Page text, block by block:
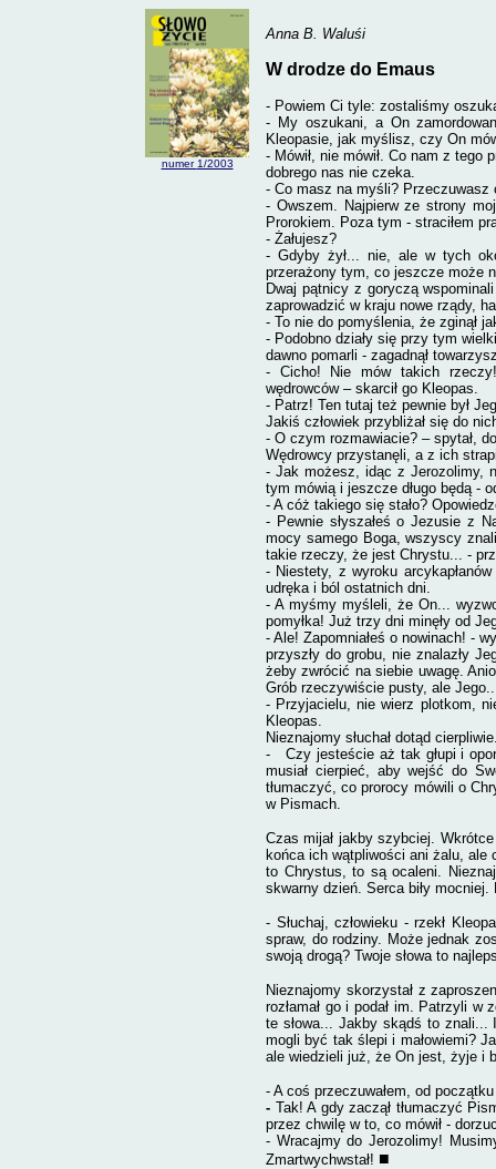
numer 1/2003
Anna B. Waluśi
W drodze do Emaus
- Powiem Ci tyle: zostaliśmy
- My oszukani, a On
Kleopasie, jak myślisz, czy On
- Mówił, nie mówił. Co nam z
dobrego nas nie czeka.
- Co masz na myśli? Przeczuwasz
- Owszem. Najpierw ze strony
Prorokiem. Poza tym - straciłem
- Żałujesz?
- Gdyby żył... nie, ale w tych
przerażony tym, co jeszcze może
Dwaj pątnicy z goryczą
zaprowadzić w kraju nowe rządy,
- To nie do pomyślenia, że zginął
- Podobno działy się przy tym
dawno pomarli - zagadnął
- Cicho! Nie mów takich
wędrowców – skarcił go Kleopas.
- Patrz! Ten tutaj też pewnie był
Jakiś człowiek przybliżał się do
- O czym rozmawiacie? – spytał,
Wędrowcy przystanęli, a z ich
- Jak możesz, idąc z Jerozolimy,
tym mówią i jeszcze długo będą -
- A cóż takiego się stało?
- Pewnie słyszałeś o Jezusie z
mocy samego Boga, wszyscy
takie rzeczy, że jest Chrystu... -
- Niestety, z wyroku
udręka i ból ostatnich dni.
- A myśmy myśleli, że On...
pomyłka! Już trzy dni minęły od
- Ale! Zapomniałeś o nowinach! -
przyszły do grobu, nie znalazły
żeby zwrócić na siebie uwagę.
Grób rzeczywiście pusty, ale
- Przyjacielu, nie wierz plotkom,
Kleopas.
Nieznajomy słuchał dotąd
-
Czy jesteście aż tak głupi i
musiał cierpieć, aby wejść do
tłumaczyć, co prorocy mówili o
w Pismach.
Czas mijał jakby szybciej.
końca ich wątpliwości ani żalu,
to Chrystus, to są ocaleni.
skwarny dzień. Serca biły
- Słuchaj, człowieku - rzekł
spraw, do rodziny. Może jednak
swoją drogą? Twoje słowa to
Nieznajomy skorzystał z
rozłamał go i podał im. Patrzyli w
te słowa... Jakby skądś to znali...
mogli być tak ślepi i małowiemi?
ale wiedzieli już, że On jest, żyje i
- A coś przeczuwałem, od
- Tak! A gdy zaczął tłumaczyć
przez chwilę w to, co mówił -
- Wracajmy do Jerozolimy!
Zmartwychwstał! ■